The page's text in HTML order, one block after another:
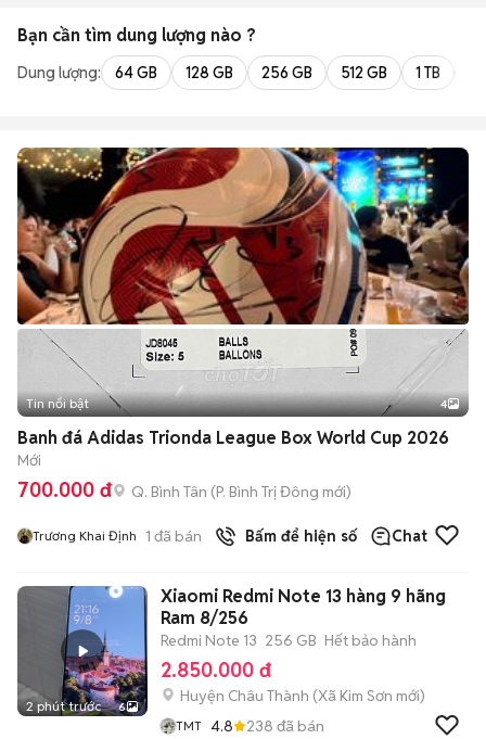
Bạn cần tìm dung lượng nào ?
Dung lượng: 64 GB 128 GB 256 GB 512 GB 1 TB
Tin nổi bật 4
Banh đá Adidas Trionda League Box World Cup 2026
Mới
700.000 đ Q. Bình Tân (P. Bình Trị Đông mới)
Trương Khai Định 1 đã bán Bấm để hiện số Chat
2 phút trước 6
Xiaomi Redmi Note 13 hàng 9 hãng
Ram 8/256
Redmi Note 13 256 GB Hết bảo hành
2.850.000 đ
Huyện Châu Thành (Xã Kim Sơn mới)
TMT 4.8 238 đã bán